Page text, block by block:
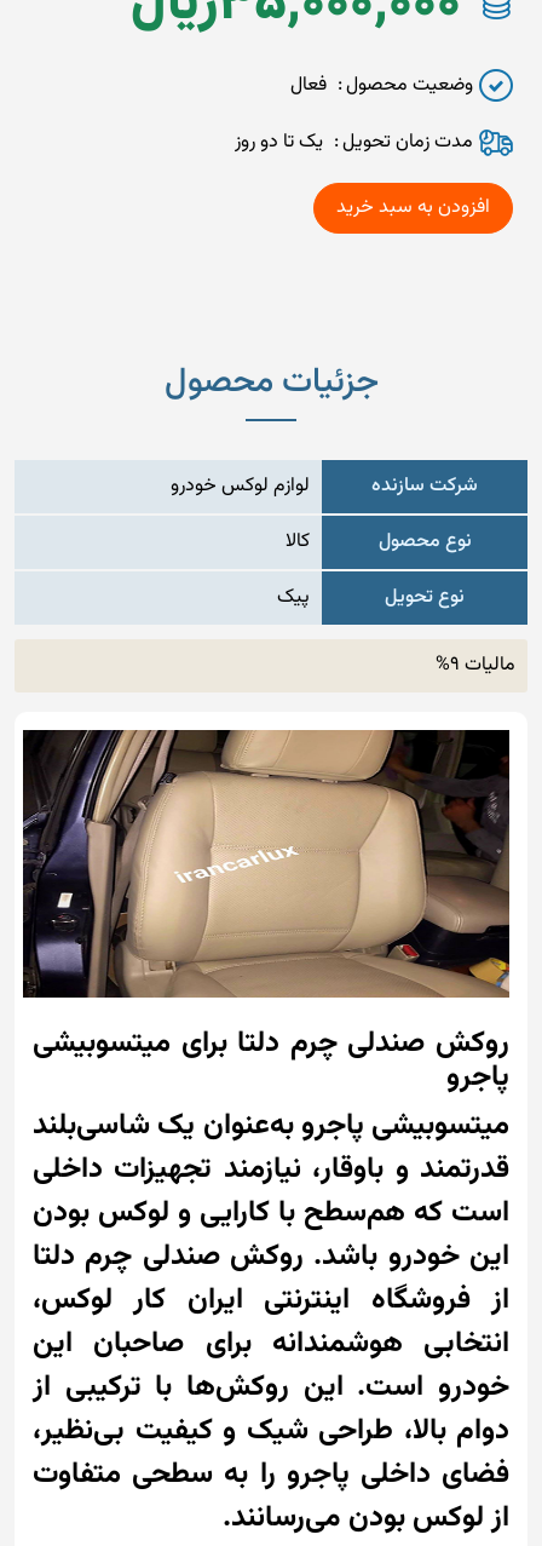
وضعیت محصول
فعال
مدت زمان تحويل
یک تا دو روز
جزئیات محصول
شرکت سازنده
لوازم لوکس خودرو
نوع محصول
کالا
نوع تحویل
پیک
مالیات 9%
روکش صندلی چرم دلتا برای میتسوبیشی
پاجرو
میتسوبیشی پاجرو به‌عنوان یک شاسی‌بلند
قدرتمند و باوقار، نیازمند تجهیزات داخلی
است که هم‌سطح با کارایی و لوکس بودن
این خودرو باشد. روکش صندلی چرم دلتا
از فروشگاه اینترنتی ایران کار لوکس،
انتخابی هوشمندانه برای صاحبان این
خودرو است. این روکش‌ها با ترکیبی از
دوام بالا، طراحی شیک و کیفیت بی‌نظیر،
فضای داخلی پاجرو را به سطحی متفاوت
از لوکس بودن می‌رسانند.